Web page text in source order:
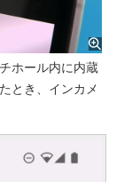
ホール内に内蔵
とき、インカメ